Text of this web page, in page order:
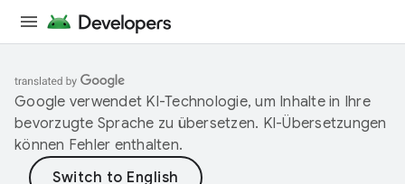
Google verwendet KI-Technologie, um Inhalte in Ihre
bevorzugte Sprache zu übersetzen. KI-Übersetzungen
können Fehler enthalten.